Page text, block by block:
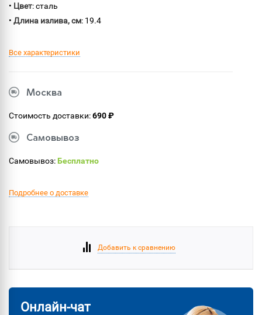
• Цвет: сталь
• Длина излива, см: 19.4
Все характеристики
Москва
Стоимость доставки:690 ₽
Самовывоз
Самовывоз:Бесплатно
Подробнее о доставке
Добавить к сравнению
Онлайн-чат